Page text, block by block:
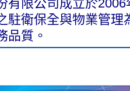
有限公司成立於
駐衛保全與物業管理
品質。